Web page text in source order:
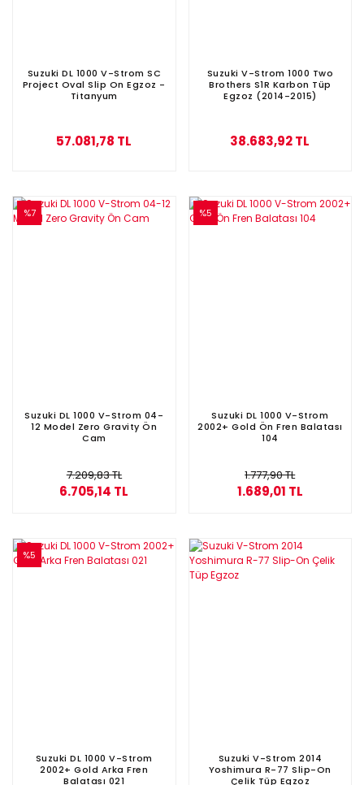
Suzuki DL 1000 V-Strom SC
Project Oval Slip On Egzoz -
Titanyum
57.081,78 TL
Suzuki V-Strom 1000 Two
Brothers S1R Karbon Tüp
Egzoz (2014-2015)
38.683,92 TL
%7
Suzuki DL 1000 V-Strom 04-
12 Model Zero Gravity Ön
Cam
7.209,83 TL
6.705,14 TL
%5
Suzuki DL 1000 V-Strom
2002+ Gold Ön Fren Balatası
104
1.777,90 TL
1.689,01 TL
%5
Suzuki DL 1000 V-Strom
2002+ Gold Arka Fren
Balatası 021
Suzuki V-Strom 2014
Yoshimura R-77 Slip-On
Çelik Tüp Egzoz